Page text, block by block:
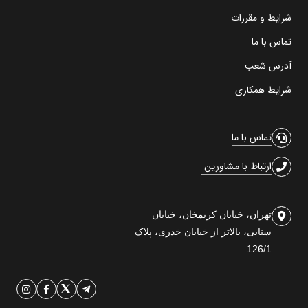
شرایط و مقررات
تماس با ما
آدرس شعب
شرایط همکاری
تماس با ما
ارتباط با مشاورین
تهران، خیابان کریمخان، خیابان
سنایی، بالاتر از خیابان خدری، پلاک
126/1